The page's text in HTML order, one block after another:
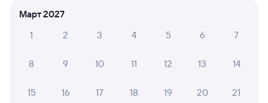
Март 2027
1
2 3 4 5 6 7
8 9 10 11 12 13 14
15 16 17 18 19 20 21